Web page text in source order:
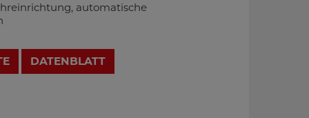
automatische
DATENBLATT